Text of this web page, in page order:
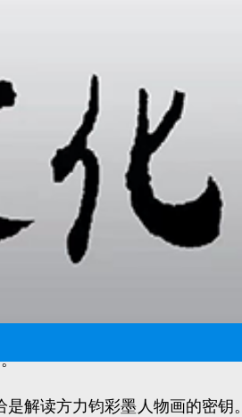
验回应时代变迁的精神史。
交织中，探寻艺术的本质与
读方力钧彩墨人物画的密钥